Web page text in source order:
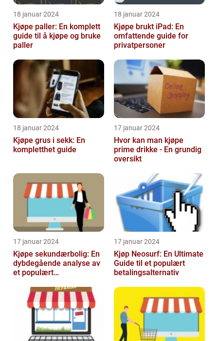
18 januar 2024
Kjøpe paller: En komplett
guide til å kjøpe og bruke
paller
18 januar 2024
Kjøpe brukt iPad: En
omfattende guide for
privatpersoner
18 januar 2024
Kjøpe grus i sekk: En
kompletthet guide
17 januar 2024
Hvor kan man kjøpe
prime drikke - En grundig
oversikt
17 januar 2024
Kjøpe sekundærbolig: En
dybdegående analyse av
et populært
17 januar 2024
Kjøp Neosurf: En Ultimate
Guide til et populært
betalingsalternativ